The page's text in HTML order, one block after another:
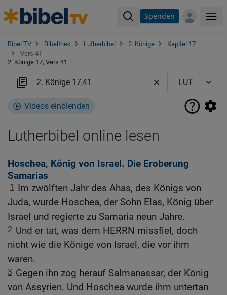
Spenden
Bibel TV Bibelthek Lutherbibel 2. Könige
Kapitel 17
Vers 41
2. Könige 17, Vers 41
Videos einblenden
Lutherbibel online lesen
Hoschea, König von Israel. Die Eroberung
Samarias
1
Im zwölften Jahr des Ahas, des Königs von
Juda, wurde Hoschea, der Sohn Elas, König über
Israel und regierte zu Samaria neun Jahre.
2 Und er tat, was dem HERRN missfiel, doch
nicht wie die Könige von Israel, die vor ihm
waren.
3 Gegen ihn zog herauf Salmanassar, der König
von Assyrien. Und Hoschea wurde ihm untertan